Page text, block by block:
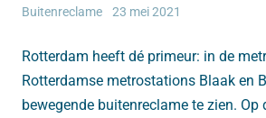
Buitenreclame 23 mei 2021
Rotterdam heeft dé primeur: in de
Rotterdamse metrostations Blaak en
bewegende buitenreclame te zien. Op